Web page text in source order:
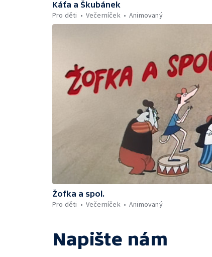
Káťa a Škubánek
Pro děti
Večerníček Animovaný
Žofka a spol.
Pro děti
Večerníček Animovaný
Napište nám